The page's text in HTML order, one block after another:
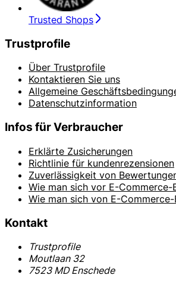
Trusted Shops
Trustprofile
Über Trustprofile
Kontaktieren Sie uns
Allgemeine
Datenschutzinformation
Infos für Verbraucher
Erklärte Zusicherungen
Richtlinie für kundenrezensionen
Zuverlässigkeit von
Wie man sich vor E-
Wie man sich von E-
Kontakt
Trustprofile
Moutlaan 32
7523 MD Enschede